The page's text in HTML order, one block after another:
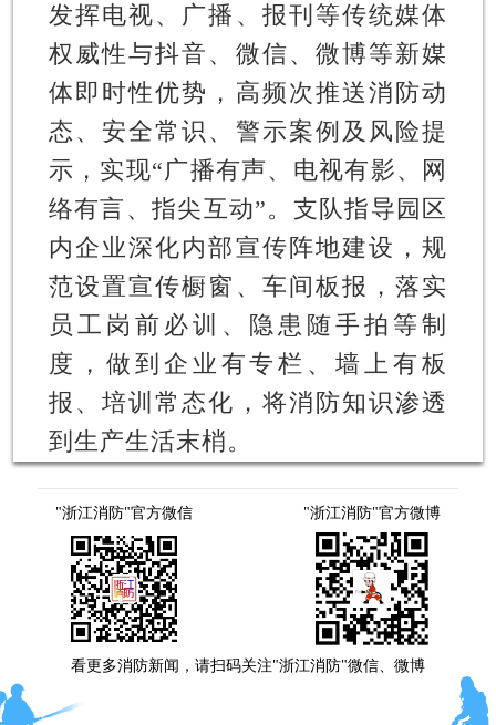
发挥电视、广播、报刊等传统媒体
权威性与抖音、微信、微博等新媒
体即时性优势，高频次推送消防动
态、安全常识、警示案例及风险提
示，实现“广播有声、电视有影、网
络有言、指尖互动”。支队指导园区
内企业深化内部宣传阵地建设，规
范设置宣传橱窗、车间板报，落实
员工岗前必训、隐患随手拍等制
度，做到企业有专栏、墙上有板
报、培训常态化，将消防知识渗透
到生产生活末梢。
"浙江消防"官方微信 "浙江消防"官方微博
看更多消防新闻，请扫码关注"浙江消防"微信、微博